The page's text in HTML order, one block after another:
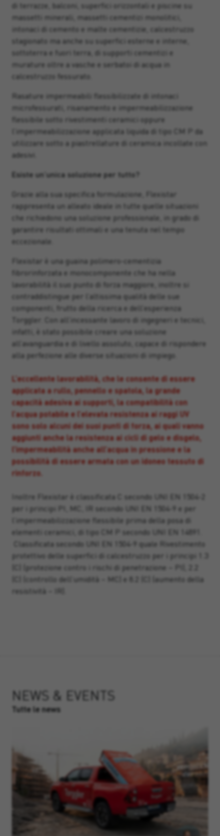
di terrazze, balconi, superfici orizzontali e piscine su
massetti minerali, massetti cementizi monolitici,
intonaci di cemento e malte cementizie, calcestruzzo
stagionato ma anche su superfici esterne e interne,
sottoterra e fuori terra, di supporti cementizi e
murature oltre a vasche e serbatoi di acqua in
calcestruzzo fessurato.
Rasature impermeabili flessibilizzate di intonaci
microfessurati, risanamento e impermeabilizzazione
flessibile sotto rivestimenti ceramici oppure
l’impermeabilizzazione applicata liquida di tipo CM P da
utilizzare sotto a piastrellature di ceramica incollate con
adesivi.
Esiste un’unica soluzione per tutto?
Grazie alla sua specifica formulazione, Flexistar
rappresenta un alleato ideale in tutte quelle situazioni
che richiedono una soluzione professionale, in grado di
garantire risultati ottimali e una tenuta nel tempo
eccezionale.
Flexistar è una guaina polimero-cementizia
fibrorinforzata e monocomponente che ha nella
lavorabilità il suo punto di forza maggiore, inoltre si
contraddistingue per l’altissima qualità delle sue
componenti, frutto della ricerca e dell’esperienza
Torggler. Con all’incessante lavoro di ingegneri e tecnici,
infatti, è stato possibile creare una soluzione
all’avanguardia e di livello assoluto, capace di rispondere
alla perfezione alle diverse situazioni di impiego.
L’eccellente lavorabilità, che le consente di essere
applicata a rullo, pennello e spatola, la grande
capacità adesiva ai supporti, la compatibilità con
l’acqua potabile e l’elevata resistenza ai raggi UV
sono solo alcuni dei suoi punti di forza, ai quali vanno
aggiunti anche la resistenza ai cicli di gelo e disgelo,
l’impermeabilità anche all’acqua in pressione e la
possibilità di essere armata con un idoneo tessuto di
rinforzo.
Inoltre Flexistar è classificata C secondo UNI EN 1504-2
per i principi PI, MC, IR secondo UNI EN 1504-9 e per
l’impermeabilizzazione flessibile prima della posa di
elementi ceramici, di tipo CM P secondo UNI EN 14891.
Classificata secondo UNI EN 1504-9 quale Rivestimento
protettivo delle superfici di calcestruzzo per i principi 1.3
(C) (protezione contro i rischi di penetrazione – PI), 2.2
(C) (controllo dell’umidità – MC) e 8.2 (C) (aumento della
resistività – IR).
NEWS & EVENTS
Tutte le news